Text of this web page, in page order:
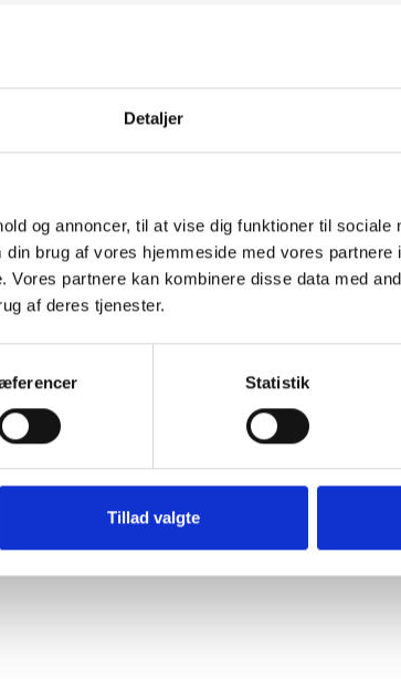
Detaljer
og annoncer, til at vise dig funktioner til sociale
brug af vores hjemmeside med vores partnere
Vores partnere kan kombinere disse data med
af deres tjenester.
Statistik
Tillad valgte
InCare
de kan
hverdag. De
lejlighederne,
ligeledes, at medarbejderne bruger
Dette skaber øget nærvær mellem
at yde omsorg og skabe tryghed.